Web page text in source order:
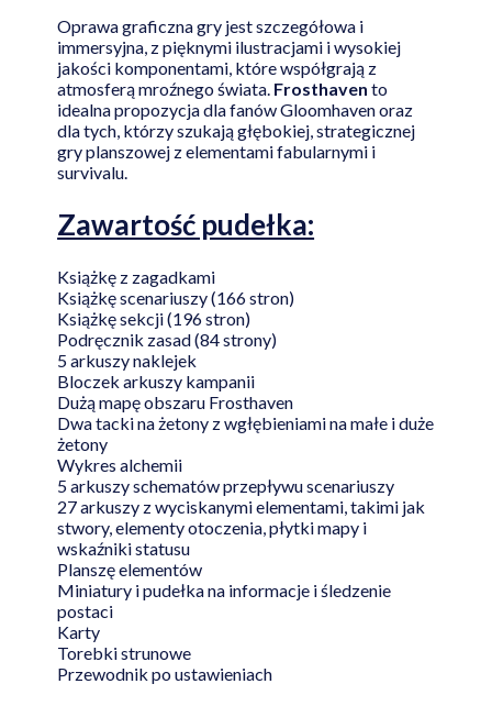
Oprawa graficzna gry jest szczegółowa i
immersyjna, z pięknymi ilustracjami i wysokiej
jakości komponentami, które współgrają z
atmosferą mroźnego świata. Frosthaven to
idealna propozycja dla fanów Gloomhaven oraz
dla tych, którzy szukają głębokiej, strategicznej
gry planszowej z elementami fabularnymi i
survivalu.
Zawartość pudełka:
Książkę z zagadkami
Książkę scenariuszy (166 stron)
Książkę sekcji (196 stron)
Podręcznik zasad (84 strony)
5 arkuszy naklejek
Bloczek arkuszy kampanii
Dużą mapę obszaru Frosthaven
Dwa tacki na żetony z wgłębieniami na małe i duże
żetony
Wykres alchemii
5 arkuszy schematów przepływu scenariuszy
27 arkuszy z wyciskanymi elementami, takimi jak
stwory, elementy otoczenia, płytki mapy i
wskaźniki statusu
Planszę elementów
Miniatury i pudełka na informacje i śledzenie
postaci
Karty
Torebki strunowe
Przewodnik po ustawieniach